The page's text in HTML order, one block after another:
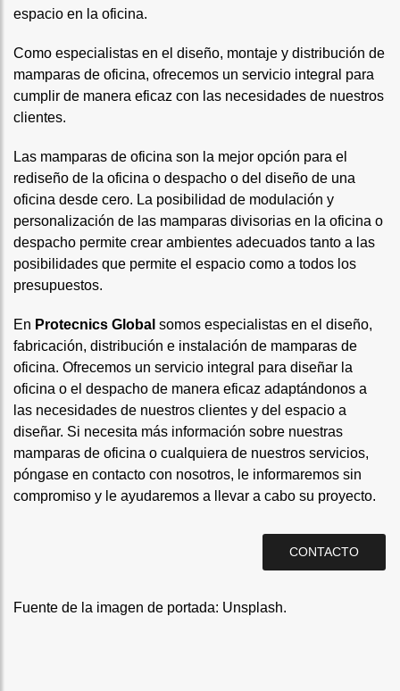
espacio en la oficina.
Como especialistas en el diseño, montaje y distribución de
mamparas de oficina, ofrecemos un servicio integral para
cumplir de manera eficaz con las necesidades de nuestros
clientes.
Las mamparas de oficina son la mejor opción para el
rediseño de la oficina o despacho o del diseño de una
oficina desde cero. La posibilidad de modulación y
personalización de las mamparas divisorias en la oficina o
despacho permite crear ambientes adecuados tanto a las
posibilidades que permite el espacio como a todos los
presupuestos.
En Protecnics Global somos especialistas en el diseño,
fabricación, distribución e instalación de mamparas de
oficina. Ofrecemos un servicio integral para diseñar la
oficina o el despacho de manera eficaz adaptándonos a
las necesidades de nuestros clientes y del espacio a
diseñar. Si necesita más información sobre nuestras
mamparas de oficina o cualquiera de nuestros servicios,
póngase en contacto con nosotros, le informaremos sin
compromiso y le ayudaremos a llevar a cabo su proyecto.
CONTACTO
Fuente de la imagen de portada: Unsplash.